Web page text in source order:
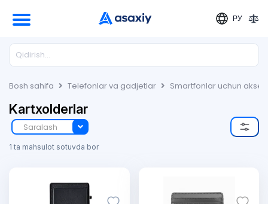
РУ
Bosh sahifa Telefonlar va gadjetlar Smartfonlar uchun
Kartxolderlar
Saralash
1 ta mahsulot sotuvda bor